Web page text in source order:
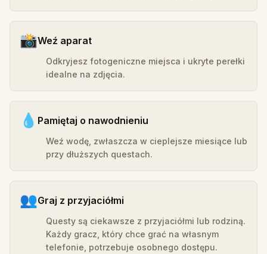
📸Weź aparat
Odkryjesz fotogeniczne miejsca i ukryte perełki
idealne na zdjęcia.
💧 Pamiętaj o nawodnieniu
Weź wodę, zwłaszcza w cieplejsze miesiące lub
przy dłuższych questach.
👥Graj z przyjaciółmi
Questy są ciekawsze z przyjaciółmi lub rodziną.
Każdy gracz, który chce grać na własnym
telefonie, potrzebuje osobnego dostępu.